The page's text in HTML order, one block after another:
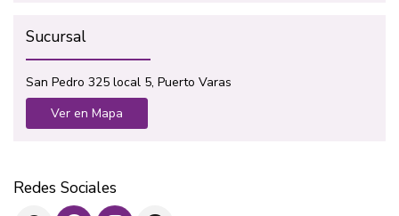
Sucursal
San Pedro 325 local 5, Puerto Varas
Ver en Mapa
Redes Sociales